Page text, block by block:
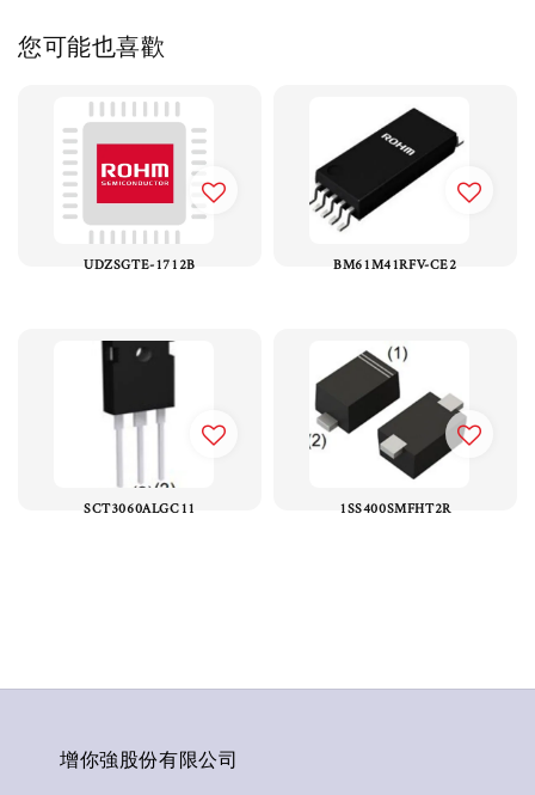
您可能也喜歡
UDZSGTE-1712B BM61M41RFV-CE2
SCT3060ALGC11 1SS400SMFHT2R
增你強股份有限公司